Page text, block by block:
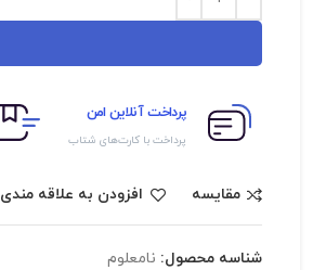
پرداخت آنلاین امن
پرداخت با کارت‌های شتاب
مقایسه افزودن به علاقه مندی
شناسه محصول: نامعلوم